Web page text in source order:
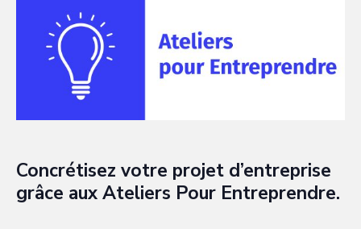
Solutions
Concrétisez votre projet d’entreprise
grâce aux Ateliers Pour Entreprendre.